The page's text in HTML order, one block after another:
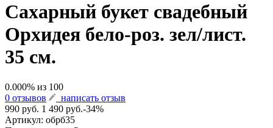
Сахарный букет свадебный
Орхидея бело-роз. зел/лист.
35 см.
0.000% из 100
0 отзывов
написать отзыв
990 руб. 1 490 руб.-34%
Артикул: обрб35